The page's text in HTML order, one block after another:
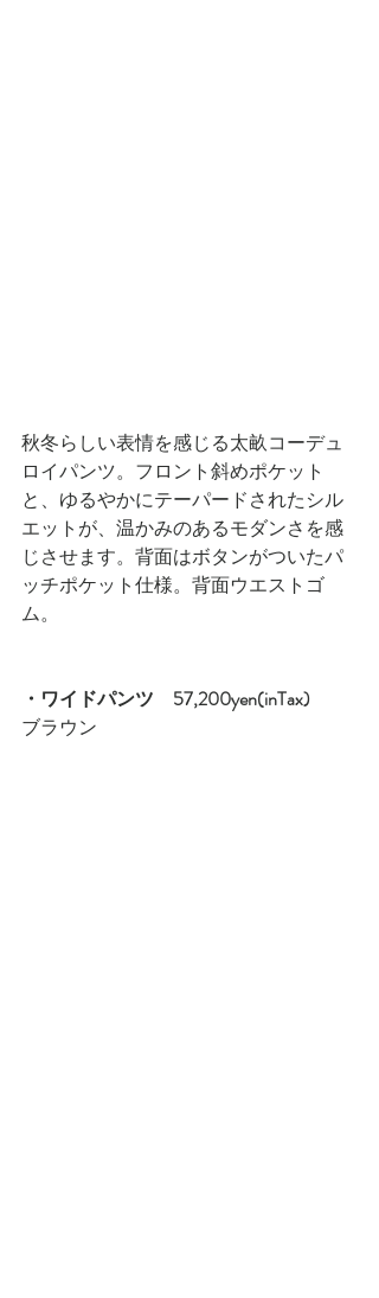
秋冬らしい表情を感じる太畝コーデュ
ロイパンツ。フロント斜めポケット
と、ゆるやかにテーパードされたシル
エットが、温かみのあるモダンさを感
じさせます。背面はボタンがついたパ
ッチポケット仕様。背面ウエストゴ
ム。
・ワイドパンツ　57,200yen(inTax)
ブラウン